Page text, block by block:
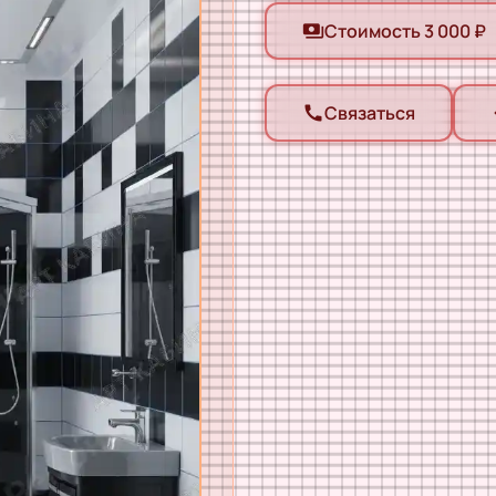
paymentsСтоимость 3 000 ₽
callСвязаться